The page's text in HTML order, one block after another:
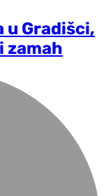
u Gradišci,